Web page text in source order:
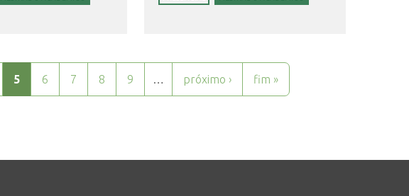
5 6 7 8 9 … próximo › fim »